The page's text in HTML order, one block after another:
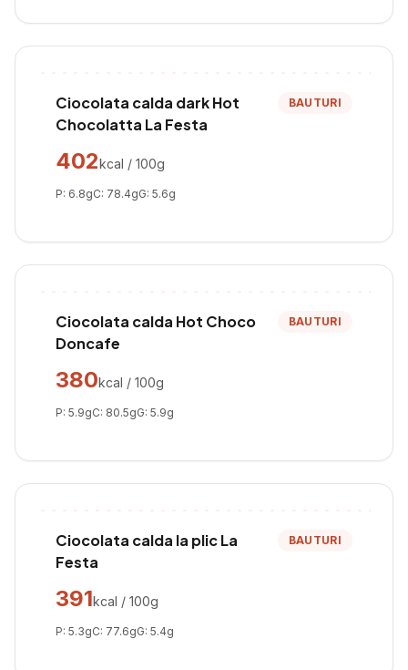
Ciocolata calda dark Hot
Chocolatta La Festa
BAUTURI
402kcal / 100g
P: 6.8gC: 78.4gG: 5.6g
Ciocolata calda Hot Choco
Doncafe
BAUTURI
380kcal / 100g
P: 5.9gC: 80.5gG: 5.9g
Ciocolata calda la plic La
Festa
BAUTURI
391kcal / 100g
P: 5.3gC: 77.6gG: 5.4g